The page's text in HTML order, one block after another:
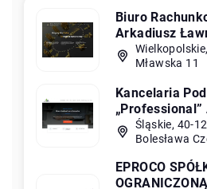
Biuro
Arkadiusz
Mławska 11
Kancelaria
Śląskie, 40-
Bolesława
EPROCO
OGRANICZONĄ